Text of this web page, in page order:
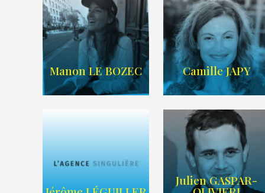
SITE WEB
WIKIPEDIA /
AGENCE TIME
ART
Manon LE BOZEC Camille JAPY
Wikipedia
Julien GASPAR-